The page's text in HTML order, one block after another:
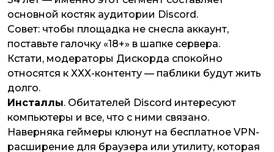
основной костяк аудитории Discord.
Совет: чтобы площадка не снесла аккаунт,
поставьте галочку «18+» в шапке сервера.
Кстати, модераторы Дискорда спокойно
относятся к XXX-контенту — паблики будут жить
долго.
Инсталлы. Обитателей Discord интересуют
компьютеры и все, что с ними связано.
Наверняка геймеры клюнут на бесплатное VPN-
расширение для браузера или утилиту, которая